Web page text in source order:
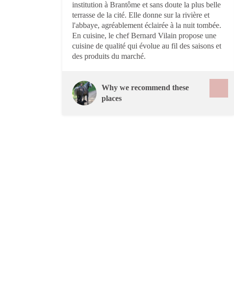
institution à Brantôme et sans doute la plus belle
terrasse de la cité. Elle donne sur la rivière et
l'abbaye, agréablement éclairée à la nuit tombée.
En cuisine, le chef Bernard Vilain propose une
cuisine de qualité qui évolue au fil des saisons et
des produits du marché.
Why we recommend these
places